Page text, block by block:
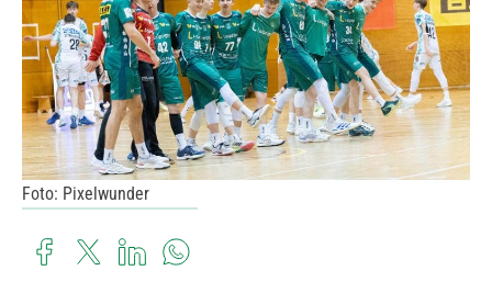
Foto: Pixelwunder